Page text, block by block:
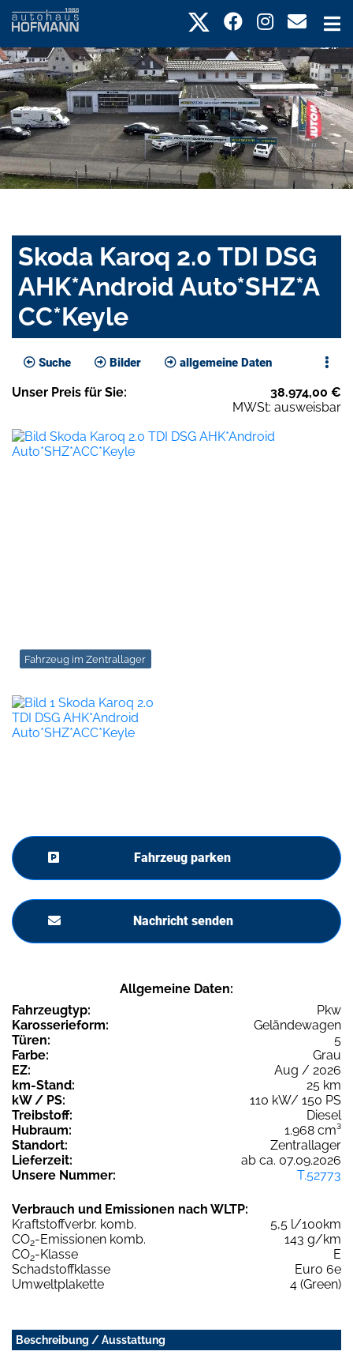
Skoda Karoq 2.0 TDI DSG
AHK*Android Auto*SHZ*A
CC*Keyle
Suche Bilder allgemeine Daten
Unser Preis für Sie: 38.974,00 €
MWSt: ausweisbar
Fahrzeug im Zentrallager
Fahrzeug parken
Nachricht senden
Allgemeine Daten:
Fahrzeugtyp:
Pkw
Karosserieform:
Geländewagen
Türen:
5
Farbe:
Grau
EZ:
Aug / 2026
km-Stand:
25 km
kW / PS:
110 kW/ 150 PS
Treibstoff:
Diesel
Hubraum:
1.968 cm³
Standort:
Zentrallager
Lieferzeit:
ab ca. 07.09.2026
Unsere Nummer:
T.52773
Verbrauch und Emissionen nach WLTP:
Kraftstoffverbr. komb.
5,5 l/100km
CO2-Emissionen komb.
143 g/km
CO2-Klasse
E
Schadstoffklasse
Euro 6e
Umweltplakette
4 (Green)
Beschreibung / Ausstattung